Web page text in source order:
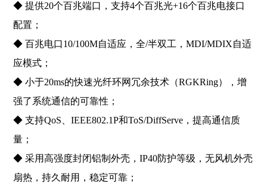
◆ 提供20个百兆端口，支持4个百兆光+16个百兆电接口
配置；
◆ 百兆电口10/100M自适应，全/半双工，MDI/MDIX自适
应模式；
◆ 小于20ms的快速光纤环网冗余技术（RGKRing），增
强了系统通信的可靠性；
◆ 支持QoS、IEEE802.1P和ToS/DiffServe，提高通信质
量；
◆ 采用高强度封闭铝制外壳，IP40防护等级，无风机外壳
扇热，持久耐用，稳定可靠；